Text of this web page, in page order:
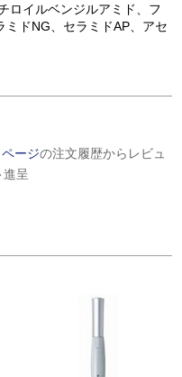
ロイルベンジルアミド、フ
ミドNG、セラミドAP、アセ
ージの注文履歴からレビュ
進呈